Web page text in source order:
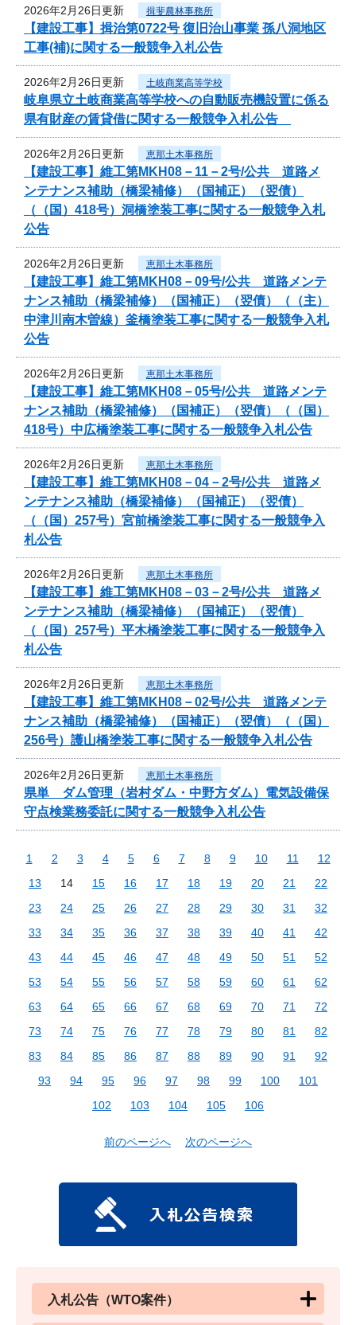
2026年2月26日更新 揖斐農林事務所
【建設工事】揖治第0722号 復旧治山事業 孫八洞地区
工事(補)に関する一般競争入札公告
2026年2月26日更新 土岐商業高等学校
岐阜県立土岐商業高等学校への自動販売機設置に係る
県有財産の賃貸借に関する一般競争入札公告
2026年2月26日更新 恵那土木事務所
【建設工事】維工第MKH08－11－2号/公共 道路メ
ンテナンス補助（橋梁補修）（国補正）（翌債）
（（国）418号）洞橋塗装工事に関する一般競争入札
公告
2026年2月26日更新 恵那土木事務所
【建設工事】維工第MKH08－09号/公共 道路メンテ
ナンス補助（橋梁補修）（国補正）（翌債）（（主）
中津川南木曽線）釜橋塗装工事に関する一般競争入札
公告
2026年2月26日更新 恵那土木事務所
【建設工事】維工第MKH08－05号/公共 道路メンテ
ナンス補助（橋梁補修）（国補正）（翌債）（（国）
418号）中広橋塗装工事に関する一般競争入札公告
2026年2月26日更新 恵那土木事務所
【建設工事】維工第MKH08－04－2号/公共 道路メ
ンテナンス補助（橋梁補修）（国補正）（翌債）
（（国）257号）宮前橋塗装工事に関する一般競争入
札公告
2026年2月26日更新 恵那土木事務所
【建設工事】維工第MKH08－03－2号/公共 道路メ
ンテナンス補助（橋梁補修）（国補正）（翌債）
（（国）257号）平木橋塗装工事に関する一般競争入
札公告
2026年2月26日更新 恵那土木事務所
【建設工事】維工第MKH08－02号/公共 道路メンテ
ナンス補助（橋梁補修）（国補正）（翌債）（（国）
256号）護山橋塗装工事に関する一般競争入札公告
2026年2月26日更新 恵那土木事務所
県単 ダム管理（岩村ダム・中野方ダム）電気設備保
守点検業務委託に関する一般競争入札公告
1 2 3 4 5 6 7 8 9 10 11
12
13
14 15 16 17 18 19 20 21
22
23
24 25 26 27 28 29 30 31
32
33
34 35 36 37 38 39 40 41
42
43
44 45 46 47 48 49 50 51
52
53
54 55 56 57 58 59 60 61
62
63
64 65 66 67 68 69 70 71
72
73
74 75 76 77 78 79 80 81
82
83
84 85 86 87 88 89 90 91
92
93
94 95 96 97 98 99 100
101
102
103 104 105 106
前のページへ 次のページへ
入札公告（WTO案件）